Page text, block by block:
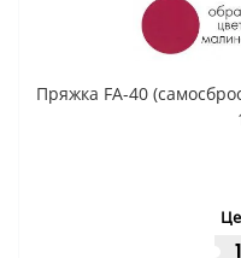
Пряжка FA-40